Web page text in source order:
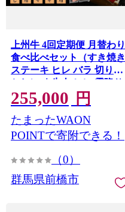
上州牛 4回定期便 月替わり
食べ比べセット（すき焼き
ステーキ ヒレ バラ 切り落
とし） ｜牛肉 ヒレ 霜降り
和牛 高級 ぜいたく 贅沢 特
別 牛 すき焼き ステーキ 炒
め物 ブランド牛 上州牛 使
いやすい 便利 長期保存 冷
255,000 円
たまったWAON
POINTで寄附できる！
（0）
群馬県前橋市